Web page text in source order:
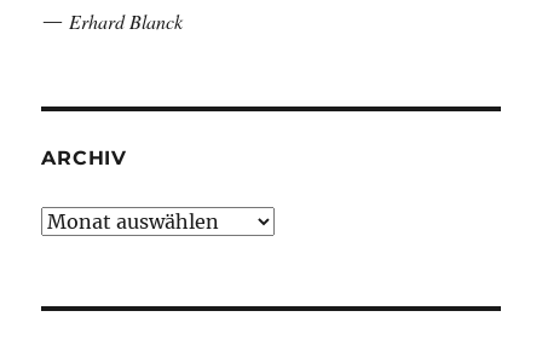
—Erhard Blanck
ARCHIV
Archiv